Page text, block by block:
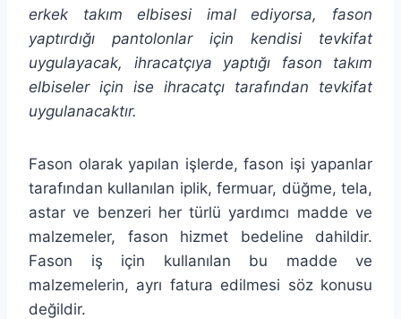
erkek takım elbisesi imal ediyorsa, fason
yaptırdığı pantolonlar için kendisi tevkifat
uygulayacak, ihracatçıya yaptığı fason takım
elbiseler için ise ihracatçı tarafından tevkifat
uygulanacaktır.
Fason olarak yapılan işlerde, fason işi yapanlar
tarafından kullanılan iplik, fermuar, düğme, tela,
astar ve benzeri her türlü yardımcı madde ve
malzemeler, fason hizmet bedeline dahildir.
Fason iş için kullanılan bu madde ve
malzemelerin, ayrı fatura edilmesi söz konusu
değildir.